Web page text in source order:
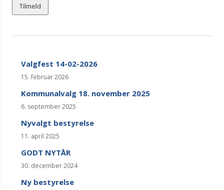
Valgfest 14-02-2026
15. februar 2026
Kommunalvalg 18. november 2025
6. september 2025
Nyvalgt bestyrelse
11. april 2025
GODT NYTÅR
30. december 2024
Ny bestyrelse